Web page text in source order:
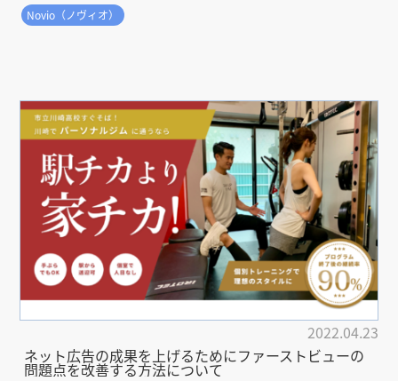
Novio（ノヴィオ）
2022.04.23
ネット広告の成果を上げるためにファーストビューの
問題点を改善する方法について